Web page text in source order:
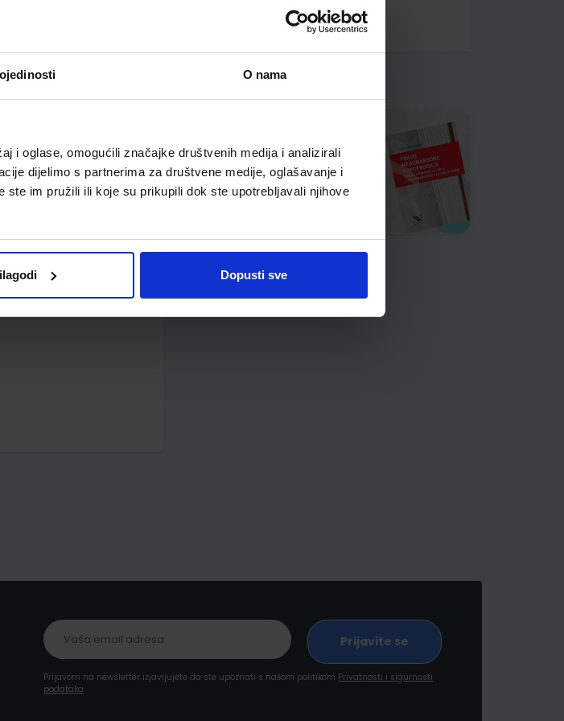
O nama
i oglase, omogućili značajke društvenih medija i analizirali
dijelimo s partnerima za društvene medije, oglašavanje i
im pružili ili koje su prikupili dok ste upotrebljavali njihove
Dopusti sve
sadržajima
Prijavom na newsletter izjavljujete da ste upoznati s našom politikom Privatnosti i sigurnosti
podataka